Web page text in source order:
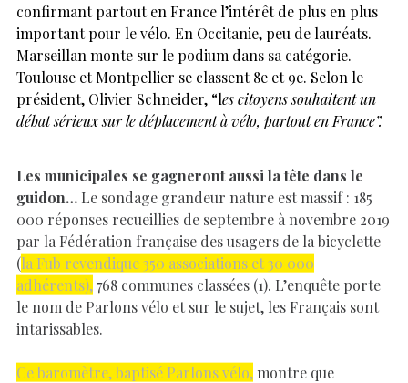
confirmant partout en France l’intérêt de plus en plus
important pour le vélo. En Occitanie, peu de lauréats.
Marseillan monte sur le podium dans sa catégorie.
Toulouse et Montpellier se classent 8e et 9e. Selon le
président, Olivier Schneider, “les citoyens souhaitent un
débat sérieux sur le déplacement à vélo, partout en France”.
Les municipales se gagneront aussi la tête dans le
guidon… Le sondage grandeur nature est massif : 185
000 réponses recueillies de septembre à novembre 2019
par la Fédération française des usagers de la bicyclette
(la Fub revendique 350 associations et 30 000
adhérents),768 communes classées (1). L’enquête porte
le nom de Parlons vélo et sur le sujet, les Français sont
intarissables.
Ce baromètre, baptisé Parlons vélo,montre que